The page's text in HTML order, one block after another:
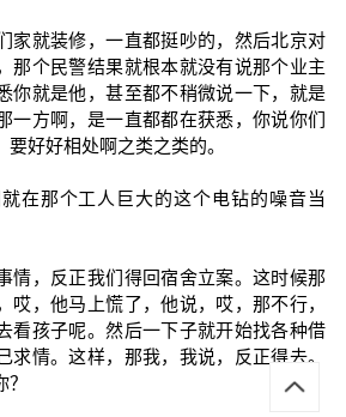
家就装修，一直都挺吵的，然后北京对
那个民警结果就根本就没有说那个业主
你就是他，甚至都不稍微说一下，就是
一方啊，是一直都都在获悉，你说你们
好好相处啊之类之类的。
在那个工人巨大的这个电钻的噪音当
情，反正我们得回宿舍立案。这时候那
哎，他马上慌了，他说，哎，那不行，
看孩子呢。然后一下子就开始找各种借
求情。这样，那我，我说，反正得去。